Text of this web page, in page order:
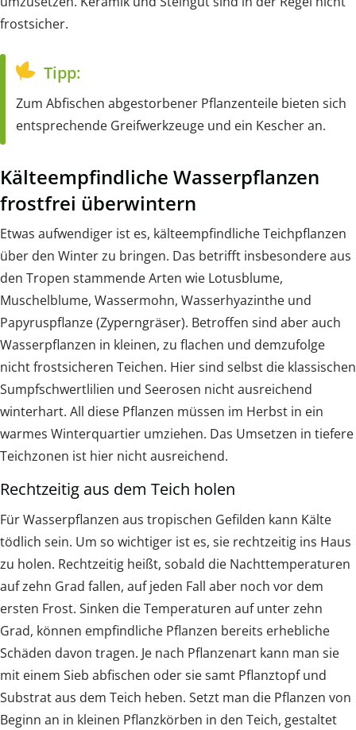
frostsicher.
Tipp:
Zum Abfischen abgestorbener Pflanzenteile bieten sich
entsprechende Greifwerkzeuge und ein Kescher an.
Kälteempfindliche Wasserpflanzen
frostfrei überwintern
Etwas aufwendiger ist es, kälteempfindliche Teichpflanzen
über den Winter zu bringen. Das betrifft insbesondere aus
den Tropen stammende Arten wie Lotusblume,
Muschelblume, Wassermohn, Wasserhyazinthe und
Papyruspflanze (Zyperngräser). Betroffen sind aber auch
Wasserpflanzen in kleinen, zu flachen und demzufolge
nicht frostsicheren Teichen. Hier sind selbst die klassischen
Sumpfschwertlilien und Seerosen nicht ausreichend
winterhart. All diese Pflanzen müssen im Herbst in ein
warmes Winterquartier umziehen. Das Umsetzen in tiefere
Teichzonen ist hier nicht ausreichend.
Rechtzeitig aus dem Teich holen
Für Wasserpflanzen aus tropischen Gefilden kann Kälte
tödlich sein. Um so wichtiger ist es, sie rechtzeitig ins Haus
zu holen. Rechtzeitig heißt, sobald die Nachttemperaturen
auf zehn Grad fallen, auf jeden Fall aber noch vor dem
ersten Frost. Sinken die Temperaturen auf unter zehn
Grad, können empfindliche Pflanzen bereits erhebliche
Schäden davon tragen. Je nach Pflanzenart kann man sie
mit einem Sieb abfischen oder sie samt Pflanztopf und
Substrat aus dem Teich heben. Setzt man die Pflanzen von
Beginn an in kleinen Pflanzkörben in den Teich, gestaltet